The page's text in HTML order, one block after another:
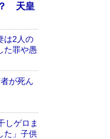
？ 天皇
は2人の
た罪や愚
が死ん
しゲロま
た」子供